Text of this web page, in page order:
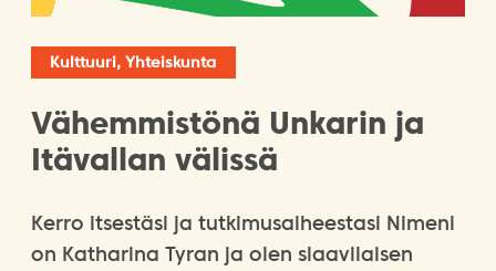
Kulttuuri, Yhteiskunta
Vähemmistönä Unkarin ja
Itävallan välissä
Kerro itsestäsi ja tutkimusaiheestasi Nimeni
on Katharina Tyran ja olen slaavilaisen